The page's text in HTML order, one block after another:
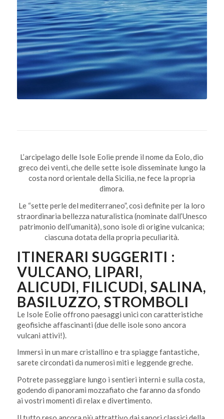
L’arcipelago delle Isole Eolie prende il nome da Eolo, dio
greco dei venti, che delle sette isole disseminate lungo la
costa nord orientale della Sicilia, ne fece la propria
dimora.
Le “sette perle del mediterraneo”, così definite per la loro
straordinaria bellezza naturalistica (nominate dall’Unesco
patrimonio dell’umanità), sono isole di origine vulcanica;
ciascuna dotata della propria peculiarità.
ITINERARI SUGGERITI :
VULCANO, LIPARI,
ALICUDI, FILICUDI, SALINA,
BASILUZZO, STROMBOLI
Le Isole Eolie offrono paesaggi unici con caratteristiche
geofisiche affascinanti (due delle isole sono ancora
vulcani attivi!).
Immersi in un mare cristallino e tra spiagge fantastiche,
sarete circondati da numerosi miti e leggende greche.
Potrete passeggiare lungo i sentieri interni e sulla costa,
godendo di panorami mozzafiato che faranno da sfondo
ai vostri momenti di relax e divertimento.